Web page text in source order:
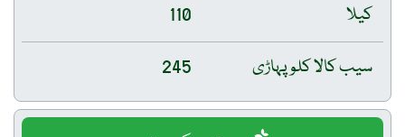
کیلا
110
سیب کالا کلو پہاڑی
245